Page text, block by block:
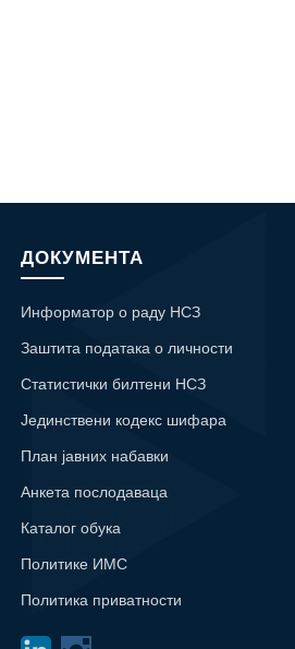
ДОКУМЕНТА
Информатор о раду НСЗ
Заштита података о личности
Статистички билтени НСЗ
Јединствени кодекс шифара
План јавних набавки
Анкета послодаваца
Каталог обука
Политике ИМС
Политика приватности